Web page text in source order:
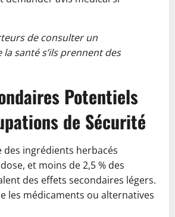
de consulter un
santé s’ils prennent des
Potentiels
de Sécurité
ingrédients herbacés
et moins de 2,5 % des
des effets secondaires légers.
les médicaments ou alternatives